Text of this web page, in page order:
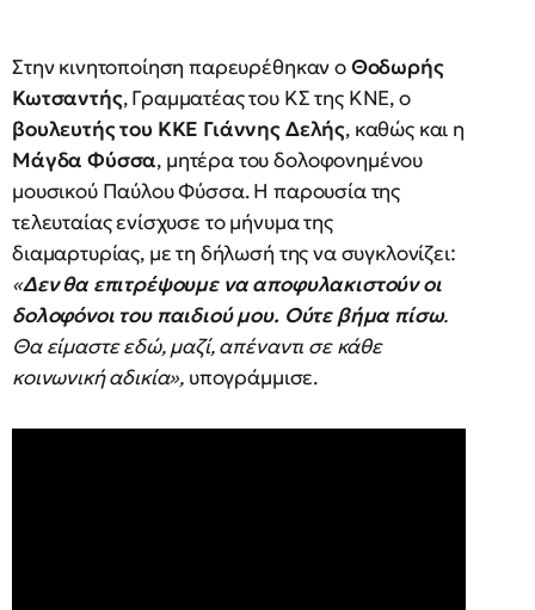
Στην κινητοποίηση παρευρέθηκαν οΘοδωρής
Κωτσαντής, Γραμματέας του ΚΣ της ΚΝΕ, ο
βουλευτής του ΚΚΕ Γιάννης Δελής, καθώς και η
Μάγδα Φύσσα, μητέρα του δολοφονημένου
μουσικού Παύλου Φύσσα. Η παρουσία της
τελευταίας ενίσχυσε το μήνυμα της
διαμαρτυρίας, με τη δήλωσή της να συγκλονίζει:
«Δεν θα επιτρέψουμε να αποφυλακιστούν οι
δολοφόνοι του παιδιού μου. Ούτε βήμα πίσω.
Θα είμαστε εδώ, μαζί, απέναντι σε κάθε
κοινωνική αδικία», υπογράμμισε.